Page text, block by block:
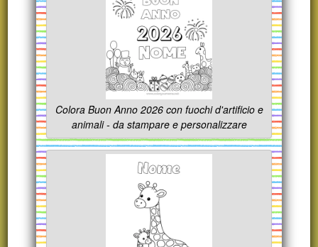
Colora Buon Anno 2026 con fuochi d'artificio e
animali - da stampare e personalizzare